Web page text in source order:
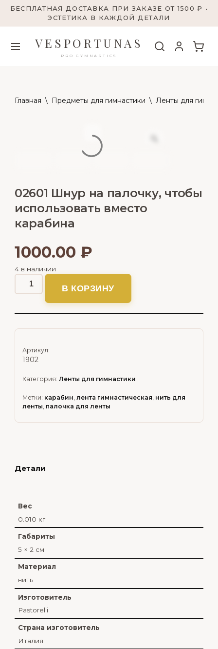
БЕСПЛАТНАЯ ДОСТАВКА ПРИ ЗАКАЗЕ ОТ 1500 ₽ •
ЭСТЕТИКА В КАЖДОЙ ДЕТАЛИ
VESPORTUNAS
PRO GYMNASTICS
Главная \ Предметы для гимнастики \ Ленты для
02601 Шнур на палочку, чтобы
использовать вместо
карабина
1000.00 ₽
4 в наличии
В КОРЗИНУ
Артикул:
1902
Категория: Ленты для гимнастики
Метки: карабин, лента гимнастическая, нить для
ленты, палочка для ленты
Детали
Вес
0.010 кг
Габариты
5 × 2 см
Материал
нить
Изготовитель
Pastorelli
Страна изготовитель
Италия